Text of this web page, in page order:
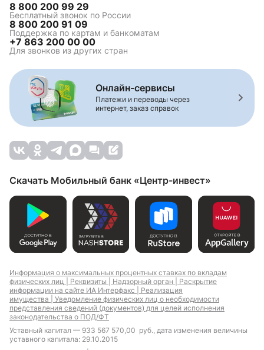
8 800 200 99 29
Бесплатный звонок по России
8 800 200 91 09
Поддержка по картам и банкоматам
+7 863 200 00 00
Для звонков из других стран
Онлайн-сервисы
Платежи и переводы через
интернет, заказ справок
Скачать Мобильный банк «Центр-инвест»
Информация о максимальных процентных ставках по вкладам
физических лиц | Реквизиты | Надзорный орган | Раскрытие
информации на сайте ИА Интерфакс | Реализация
имущества | Уведомление физических лиц о необходимости
представления сведений (документов) для целей исполнения
законодательства о ПОД/ФТ
Уставный капитал — 933 567 570,00 руб., дата изменения величины
уставного капитала: 29.10.2015